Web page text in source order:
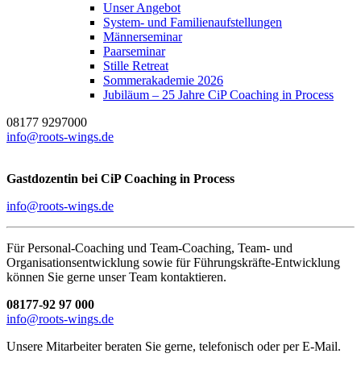
Unser Angebot
System- und Familienaufstellungen
Männerseminar
Paarseminar
Stille Retreat
Sommerakademie 2026
Jubiläum – 25 Jahre CiP Coaching in Process
08177 9297000
info@roots-wings.de
Gastdozentin bei CiP Coaching in Process
info@roots-wings.de
Für Personal-Coaching und Team-Coaching, Team- und
Organisationsentwicklung sowie für Führungskräfte-Entwicklung
können Sie gerne unser Team kontaktieren.
08177-92 97 000
info@roots-wings.de
Unsere Mitarbeiter beraten Sie gerne, telefonisch oder per E-Mail.